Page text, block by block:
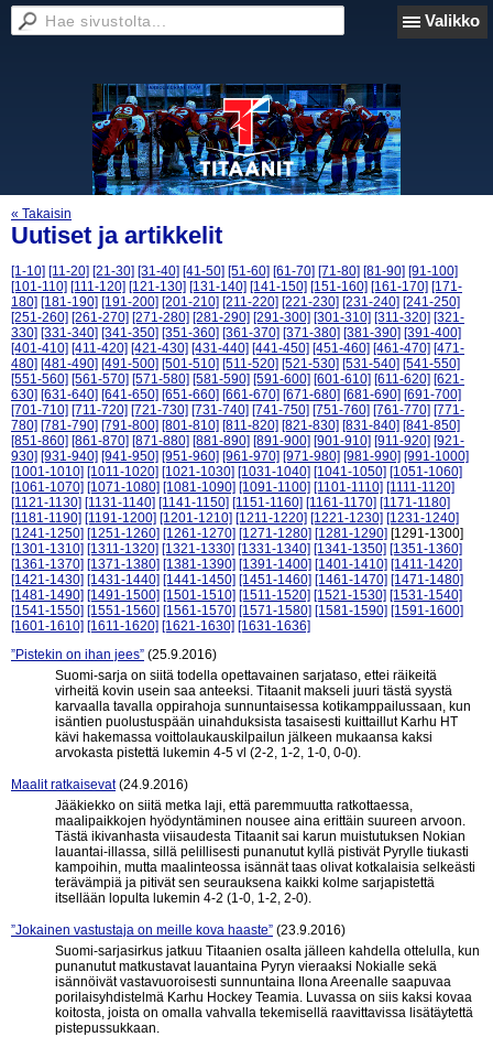
Valikko
« Takaisin
Uutiset ja artikkelit
[1-10] [11-20] [21-30] [31-40] [41-50] [51-60] [61-70] [71-80] [81-90] [91-100]
[101-110] [111-120] [121-130] [131-140] [141-150] [151-160] [161-170] [171-
180] [181-190] [191-200] [201-210] [211-220] [221-230] [231-240] [241-250]
[251-260] [261-270] [271-280] [281-290] [291-300] [301-310] [311-320] [321-
330] [331-340] [341-350] [351-360] [361-370] [371-380] [381-390] [391-400]
[401-410] [411-420] [421-430] [431-440] [441-450] [451-460] [461-470] [471-
480] [481-490] [491-500] [501-510] [511-520] [521-530] [531-540] [541-550]
[551-560] [561-570] [571-580] [581-590] [591-600] [601-610] [611-620] [621-
630] [631-640] [641-650] [651-660] [661-670] [671-680] [681-690] [691-700]
[701-710] [711-720] [721-730] [731-740] [741-750] [751-760] [761-770] [771-
780] [781-790] [791-800] [801-810] [811-820] [821-830] [831-840] [841-850]
[851-860] [861-870] [871-880] [881-890] [891-900] [901-910] [911-920] [921-
930] [931-940] [941-950] [951-960] [961-970] [971-980] [981-990] [991-1000]
[1001-1010] [1011-1020] [1021-1030] [1031-1040] [1041-1050] [1051-1060]
[1061-1070] [1071-1080] [1081-1090] [1091-1100] [1101-1110] [1111-1120]
[1121-1130] [1131-1140] [1141-1150] [1151-1160] [1161-1170] [1171-1180]
[1181-1190] [1191-1200] [1201-1210] [1211-1220] [1221-1230] [1231-1240]
[1241-1250] [1251-1260] [1261-1270] [1271-1280] [1281-1290] [1291-1300]
[1301-1310] [1311-1320] [1321-1330] [1331-1340] [1341-1350] [1351-1360]
[1361-1370] [1371-1380] [1381-1390] [1391-1400] [1401-1410] [1411-1420]
[1421-1430] [1431-1440] [1441-1450] [1451-1460] [1461-1470] [1471-1480]
[1481-1490] [1491-1500] [1501-1510] [1511-1520] [1521-1530] [1531-1540]
[1541-1550] [1551-1560] [1561-1570] [1571-1580] [1581-1590] [1591-1600]
[1601-1610] [1611-1620] [1621-1630] [1631-1636]
”Pistekin on ihan jees” (25.9.2016)
Suomi-sarja on siitä todella opettavainen sarjataso, ettei räikeitä
virheitä kovin usein saa anteeksi. Titaanit makseli juuri tästä syystä
karvaalla tavalla oppirahoja sunnuntaisessa kotikamppailussaan, kun
isäntien puolustuspään uinahduksista tasaisesti kuittaillut Karhu HT
kävi hakemassa voittolaukauskilpailun jälkeen mukaansa kaksi
arvokasta pistettä lukemin 4-5 vl (2-2, 1-2, 1-0, 0-0).
Maalit ratkaisevat (24.9.2016)
Jääkiekko on siitä metka laji, että paremmuutta ratkottaessa,
maalipaikkojen hyödyntäminen nousee aina erittäin suureen arvoon.
Tästä ikivanhasta viisaudesta Titaanit sai karun muistutuksen Nokian
lauantai-illassa, sillä pelillisesti punanutut kyllä pistivät Pyrylle tiukasti
kampoihin, mutta maalinteossa isännät taas olivat kotkalaisia selkeästi
terävämpiä ja pitivät sen seurauksena kaikki kolme sarjapistettä
itsellään lopulta lukemin 4-2 (1-0, 1-2, 2-0).
”Jokainen vastustaja on meille kova haaste” (23.9.2016)
Suomi-sarjasirkus jatkuu Titaanien osalta jälleen kahdella ottelulla, kun
punanutut matkustavat lauantaina Pyryn vieraaksi Nokialle sekä
isännöivät vastavuoroisesti sunnuntaina Ilona Areenalle saapuvaa
porilaisyhdistelmä Karhu Hockey Teamia. Luvassa on siis kaksi kovaa
koitosta, joista on omalla vahvalla tekemisellä raavittavissa lisätäytettä
pistepussukkaan.